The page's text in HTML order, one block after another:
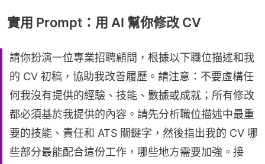
實用 Prompt：用 AI 幫你修改 CV
請你扮演一位專業招聘顧問，根據以下職位描述和我
的 CV 初稿，協助我改善履歷。請注意：不要虛構任
何我沒有提供的經驗、技能、數據或成就；所有修改
都必須基於我提供的內容。請先分析職位描述中最重
要的技能、責任和 ATS 關鍵字，然後指出我的 CV 哪
些部分最能配合這份工作，哪些地方需要加強。接